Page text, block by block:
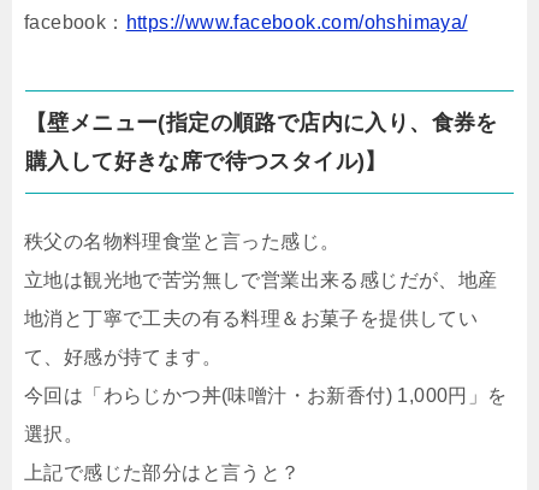
facebook： https://www.facebook.com/ohshimaya/
【壁メニュー(指定の順路で店内に入り、食券を
購入して好きな席で待つスタイル)】
秩父の名物料理食堂と言った感じ。
立地は観光地で苦労無しで営業出来る感じだが、地産
地消と丁寧で工夫の有る料理＆お菓子を提供してい
て、好感が持てます。
今回は「わらじかつ丼(味噌汁・お新香付) 1,000円」を
選択。
上記で感じた部分はと言うと？